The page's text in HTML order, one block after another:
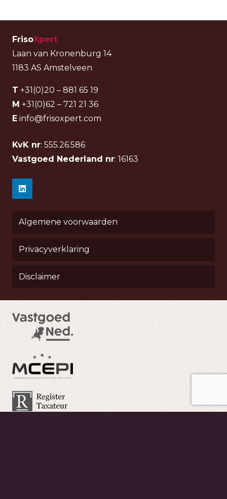
FrisoXpert
Laan van Kronenburg 14
1183 AS Amstelveen
T +31(0)20 – 881 65 19
M +31(0)62 – 721 21 36
E info@frisoxpert.com
KvK nr: 555.26.586
Vastgoed Nederland nr: 16163
Algemene voorwaarden
Privacyverklaring
Disclaimer